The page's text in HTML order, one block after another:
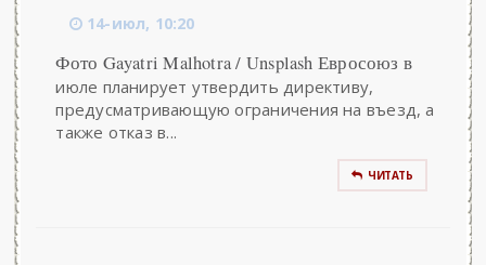
14-июл, 10:20
Фото Gayatri Malhotra / Unsplash Евросоюз в
июле планирует утвердить директиву,
предусматривающую ограничения на въезд, а
также отказ в...
ЧИТАТЬ